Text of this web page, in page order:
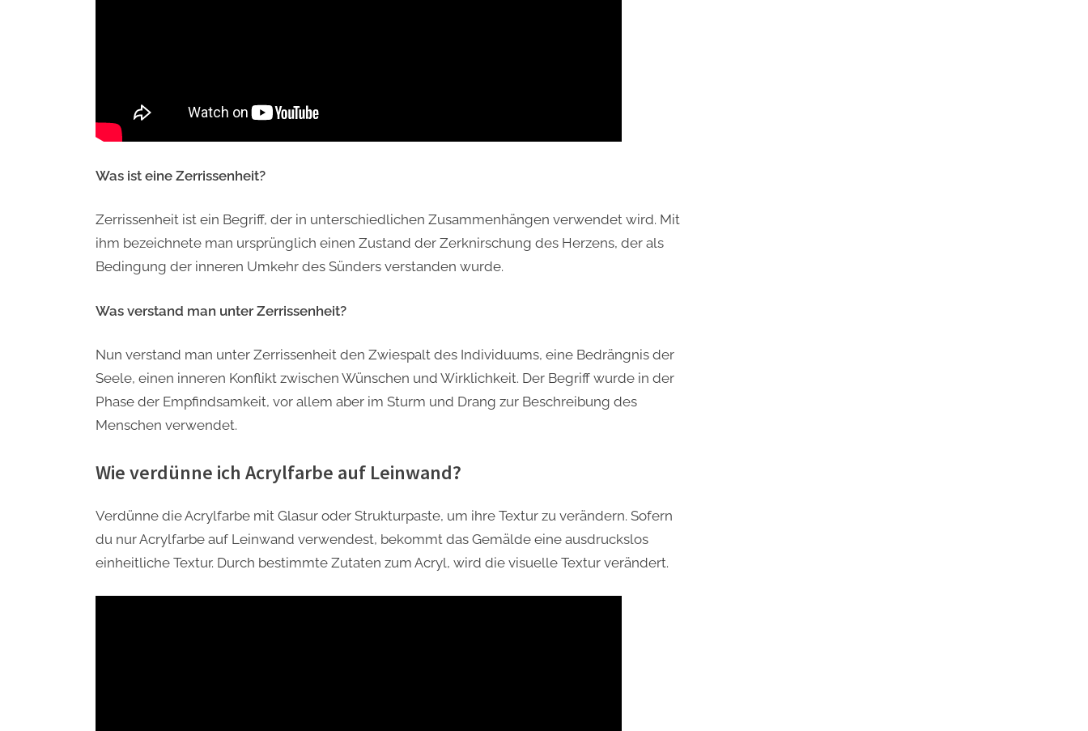
Was ist eine Zerrissenheit?
Zerrissenheit ist ein Begriff, der in unterschiedlichen Zusammenhängen verwendet wird. Mit
ihm bezeichnete man ursprünglich einen Zustand der Zerknirschung des Herzens, der als
Bedingung der inneren Umkehr des Sünders verstanden wurde.
Was verstand man unter Zerrissenheit?
Nun verstand man unter Zerrissenheit den Zwiespalt des Individuums, eine Bedrängnis der
Seele, einen inneren Konflikt zwischen Wünschen und Wirklichkeit. Der Begriff wurde in der
Phase der Empfindsamkeit, vor allem aber im Sturm und Drang zur Beschreibung des
Menschen verwendet.
Wie verdünne ich Acrylfarbe auf Leinwand?
Verdünne die Acrylfarbe mit Glasur oder Strukturpaste, um ihre Textur zu verändern. Sofern
du nur Acrylfarbe auf Leinwand verwendest, bekommt das Gemälde eine ausdruckslos
einheitliche Textur. Durch bestimmte Zutaten zum Acryl, wird die visuelle Textur verändert.